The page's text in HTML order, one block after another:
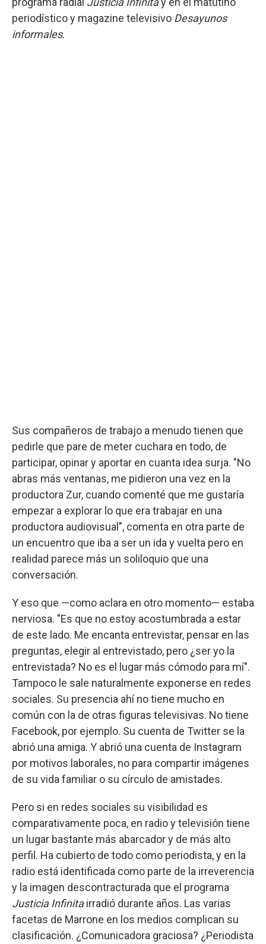
periodístico y magazine televisivo Desayunos
informales.
Sus compañeros de trabajo a menudo tienen que
pedirle que pare de meter cuchara en todo, de
participar, opinar y aportar en cuanta idea surja. "No
abras más ventanas, me pidieron una vez en la
productora Zur, cuando comenté que me gustaría
empezar a explorar lo que era trabajar en una
productora audiovisual", comenta en otra parte de
un encuentro que iba a ser un ida y vuelta pero en
realidad parece más un soliloquio que una
conversación.
Y eso que —como aclara en otro momento— estaba
nerviosa. "Es que no estoy acostumbrada a estar
de este lado. Me encanta entrevistar, pensar en las
preguntas, elegir al entrevistado, pero ¿ser yo la
entrevistada? No es el lugar más cómodo para mí".
Tampoco le sale naturalmente exponerse en redes
sociales. Su presencia ahí no tiene mucho en
común con la de otras figuras televisivas. No tiene
Facebook, por ejemplo. Su cuenta de Twitter se la
abrió una amiga. Y abrió una cuenta de Instagram
por motivos laborales, no para compartir imágenes
de su vida familiar o su círculo de amistades.
Pero si en redes sociales su visibilidad es
comparativamente poca, en radio y televisión tiene
un lugar bastante más abarcador y de más alto
perfil. Ha cubierto de todo como periodista, y en la
radio está identificada como parte de la irreverencia
y la imagen descontracturada que el programa
Justicia Infinitairradió durante años. Las varias
facetas de Marrone en los medios complican su
clasificación. ¿Comunicadora graciosa? ¿Periodista